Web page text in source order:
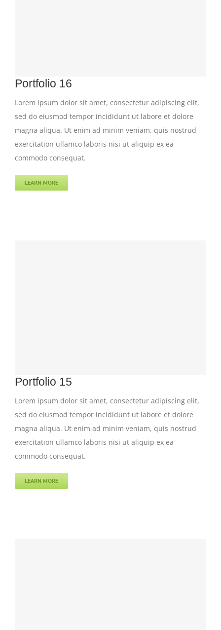
Portfolio 16
Lorem ipsum dolor sit amet, consectetur adipiscing elit,
sed do eiusmod tempor incididunt ut labore et dolore
magna aliqua. Ut enim ad minim veniam, quis nostrud
exercitation ullamco laboris nisi ut aliquip ex ea
commodo consequat.
LEARN MORE
Portfolio 15
Lorem ipsum dolor sit amet, consectetur adipiscing elit,
sed do eiusmod tempor incididunt ut labore et dolore
magna aliqua. Ut enim ad minim veniam, quis nostrud
exercitation ullamco laboris nisi ut aliquip ex ea
commodo consequat.
LEARN MORE